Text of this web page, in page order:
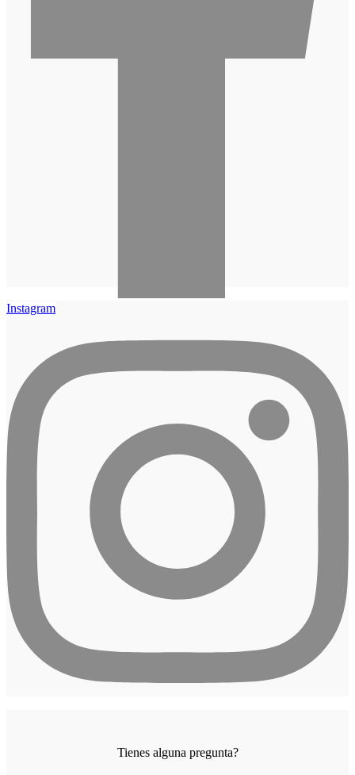
Instagram
Tienes alguna pregunta?